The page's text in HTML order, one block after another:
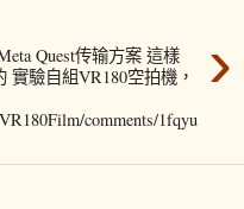
›
Quest传输方案 這樣
實驗自組VR180空拍機，
comments/1fqyu